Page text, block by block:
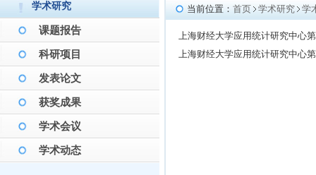
学术研究
课题报告
科研项目
发表论文
获奖成果
学术会议
学术动态
当前位置： 首页 学术研究 学
上海财经大学应用统计研究中心
上海财经大学应用统计研究中心